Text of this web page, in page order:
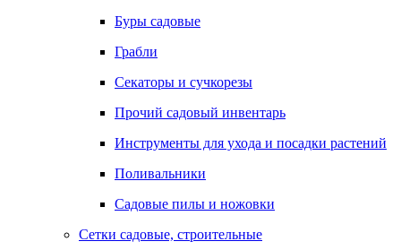
Буры садовые
Грабли
Секаторы и сучкорезы
Прочий садовый инвентарь
Инструменты для ухода и посадки растений
Поливальники
Садовые пилы и ножовки
Сетки садовые, строительные